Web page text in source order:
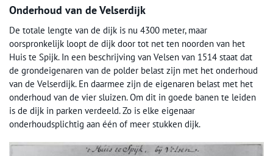
Onderhoud van de Velserdijk
De totale lengte van de dijk is nu 4300 meter, maar
oorspronkelijk loopt de dijk door tot net ten noorden van het
Huis te Spijk. In een beschrijving van Velsen van 1514 staat dat
de grondeigenaren van de polder belast zijn met het onderhoud
van de Velserdijk. En daarmee zijn de eigenaren belast met het
onderhoud van de vier sluizen. Om dit in goede banen te leiden
is de dijk in parken verdeeld. Zo is elke eigenaar
onderhoudsplichtig aan één of meer stukken dijk.